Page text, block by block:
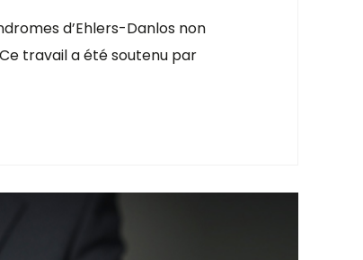
d’Ehlers-Danlos non
travail a été soutenu par